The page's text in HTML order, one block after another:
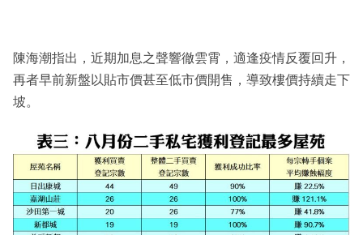
陳海潮指出，近期加息之聲響徹雲霄，適逢疫情反覆回升，
再者早前新盤以貼市價甚至低市價開售，導致樓價持續走下
坡。